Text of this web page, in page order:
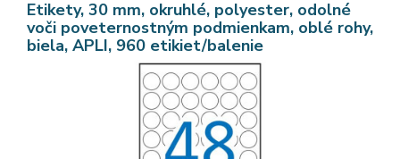
Etikety, 30 mm, okruhlé, polyester, odolné
voči poveternostným podmienkam, oblé rohy,
biela, APLI, 960 etikiet/balenie